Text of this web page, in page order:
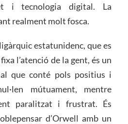
i tecnologia digital. La
realment molt fosca.
estatunidenc, que es
l’atenció de la gent, és un
que conté pols positius i
mútuament, mentre
paralitzat i frustrat. És
d’Orwell amb un